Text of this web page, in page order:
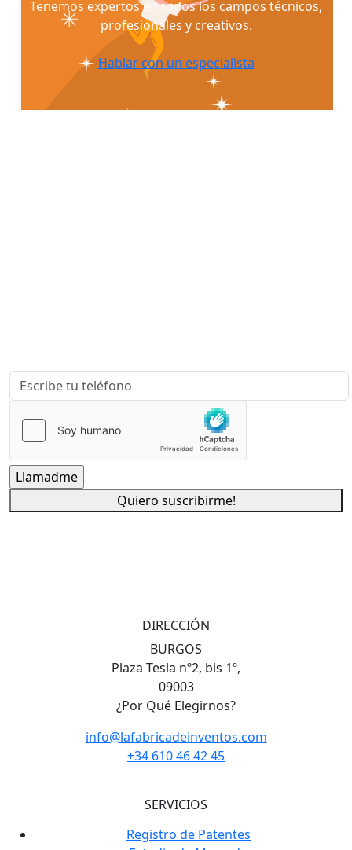
Tenemos expertos en todos los campos técnicos,
profesionales y creativos.
Hablar con un especialista
Quiero suscribirme!
DIRECCIÓN
BURGOS
Plaza Tesla nº2, bis 1º,
09003
¿Por Qué Elegirnos?
info@lafabricadeinventos.com
+34 610 46 42 45
SERVICIOS
Registro de Patentes